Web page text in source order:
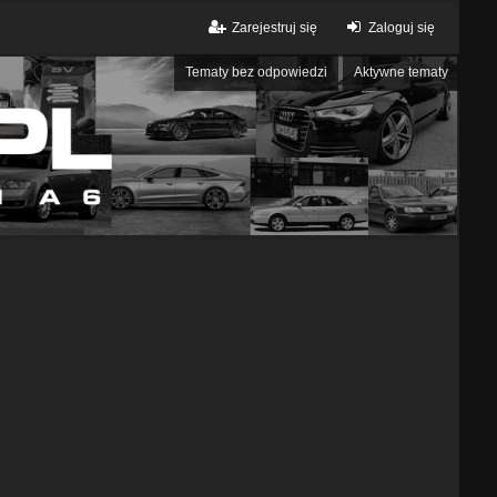
Zaloguj się
Zarejestruj się
Tematy bez odpowiedzi Aktywne tematy